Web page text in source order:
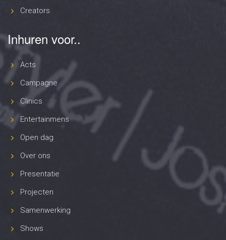
Creators
Inhuren voor..
Acts
Campagne
Clinics
Entertainmens
Open dag
Over ons
Presentatie
Projecten
Samenwerking
Shows